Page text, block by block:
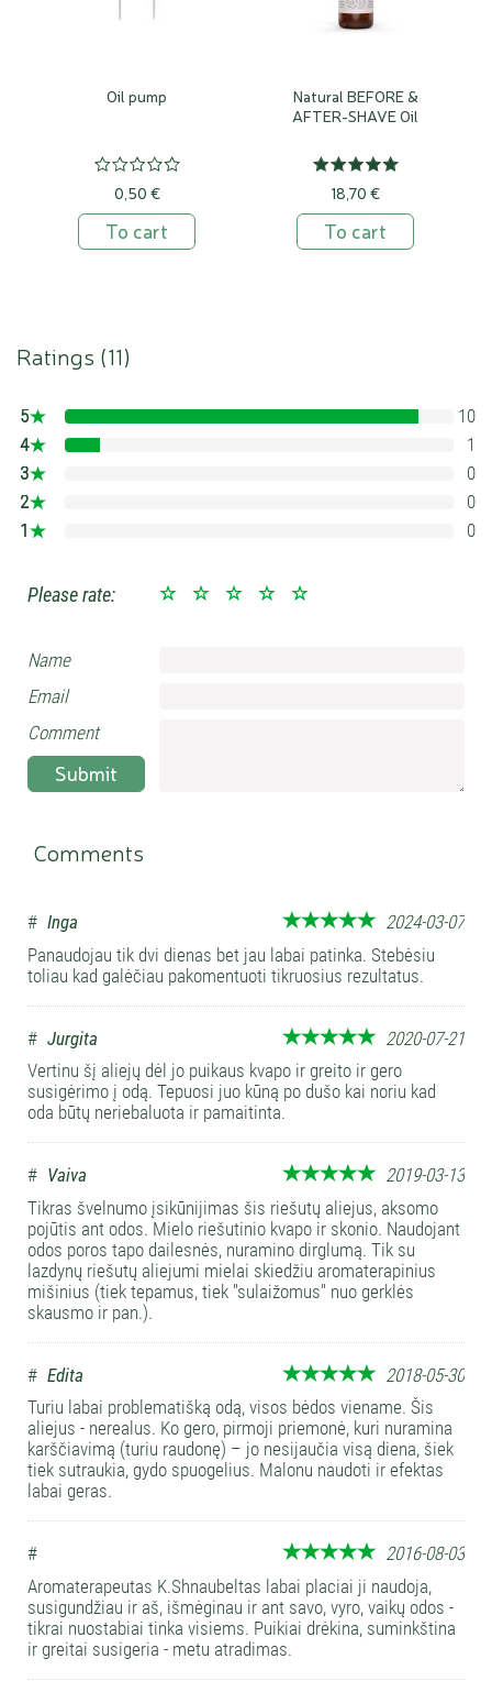
Oil pump
0,50 €
To cart
Natural BEFORE &
AFTER-SHAVE Oil
18,70 €
To cart
Ratings (11)
5
4
3
2
1
10
1
0
0
0
Please rate:
Name
Email
Comment
Submit
Comments
# Inga
2024-03-07
Panaudojau tik dvi dienas bet jau labai patinka. Stebėsiu
toliau kad galėčiau pakomentuoti tikruosius rezultatus.
# Jurgita
2020-07-21
Vertinu šį aliejų dėl jo puikaus kvapo ir greito ir gero
susigėrimo į odą. Tepuosi juo kūną po dušo kai noriu kad
oda būtų neriebaluota ir pamaitinta.
# Vaiva
2019-03-13
Tikras švelnumo įsikūnijimas šis riešutų aliejus, aksomo
pojūtis ant odos. Mielo riešutinio kvapo ir skonio. Naudojant
odos poros tapo dailesnės, nuramino dirglumą. Tik su
lazdynų riešutų aliejumi mielai skiedžiu aromaterapinius
mišinius (tiek tepamus, tiek ''sulaižomus'' nuo gerklės
skausmo ir pan.).
# Edita
2018-05-30
Turiu labai problematišką odą, visos bėdos viename. Šis
aliejus - nerealus. Ko gero, pirmoji priemonė, kuri nuramina
karščiavimą (turiu raudonę) – jo nesijaučia visą diena, šiek
tiek sutraukia, gydo spuogelius. Malonu naudoti ir efektas
labai geras.
#
2016-08-03
Aromaterapeutas K.Shnaubeltas labai placiai ji naudoja,
susigundžiau ir aš, išmėginau ir ant savo, vyro, vaikų odos -
tikrai nuostabiai tinka visiems. Puikiai drėkina, suminkština
ir greitai susigeria - metu atradimas.